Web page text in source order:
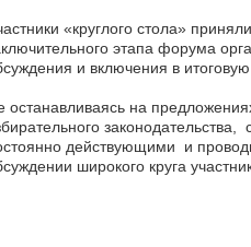
«круглого стола»
этапа форума
и включения в
останавливаясь на
действующими и
широкого круга